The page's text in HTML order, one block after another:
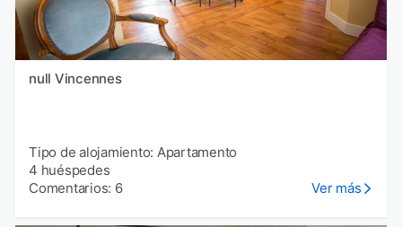
null Vincennes
Tipo de alojamiento: Apartamento
4 huéspedes
Comentarios: 6
Ver más